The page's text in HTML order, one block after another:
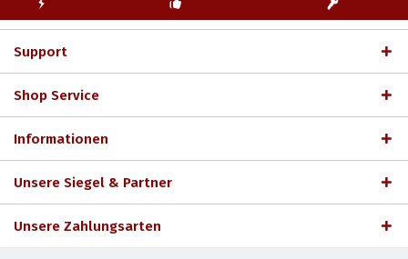
KOSTENLOSE
ECHTE
LIZENZSCHLÜSSEL
Support
Shop Service
Informationen
Unsere Siegel & Partner
Unsere Zahlungsarten